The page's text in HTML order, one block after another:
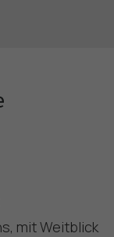
mit Weitblick